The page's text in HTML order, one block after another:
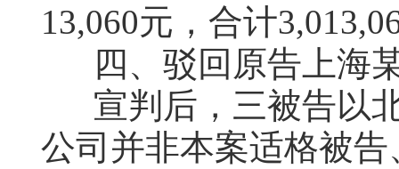
13,060元，合计
四、驳回原告上海
宣判后，三被告以
公司并非本案适格被